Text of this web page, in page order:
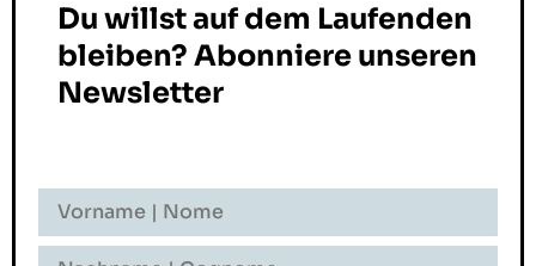
Du willst auf dem Laufenden
bleiben? Abonniere unseren
Newsletter
Nome